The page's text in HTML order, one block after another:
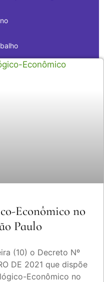
no
Econômico no
Paulo
(10) o Decreto Nº
DE 2021 que dispõe
Econômico no